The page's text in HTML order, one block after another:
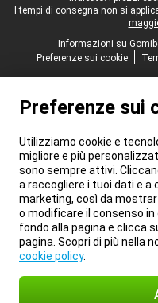
I tempi di consegna non si
Informazioni su
Preferenze sui cookie
Preferenze sui
Utilizziamo cookie e
migliore e più
sono sempre attivi.
a raccogliere i tuoi dati e a
marketing, così da
o modificare il consenso
fondo alla pagina e clicca
pagina. Scopri di più nella
cookie policy.